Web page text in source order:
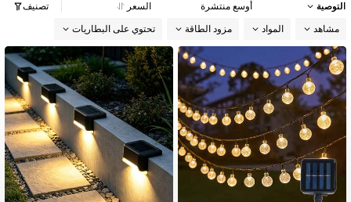
التوصية أوسع منتشرة السعر تصنيف
مشاهد المواد مزود الطاقة تحتوي على البطاريات